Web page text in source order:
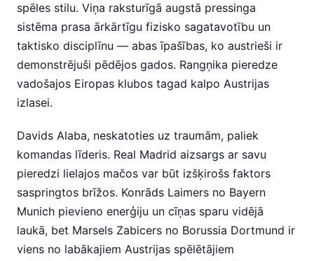
spēles stilu. Viņa raksturīgā augstā pressinga
sistēma prasa ārkārtīgu fizisko sagatavotību un
taktisko disciplīnu — abas īpašības, ko austrieši ir
demonstrējuši pēdējos gados. Rangņika pieredze
vadošajos Eiropas klubos tagad kalpo Austrijas
izlasei.
Davids Alaba, neskatoties uz traumām, paliek
komandas līderis. Real Madrid aizsargs ar savu
pieredzi lielajos mačos var būt izšķirošs faktors
saspringtos brīžos. Konrāds Laimers no Bayern
Munich pievieno enerģiju un cīņas sparu vidējā
laukā, bet Marsels Zabicers no Borussia Dortmund ir
viens no labākajiem Austrijas spēlētājiem